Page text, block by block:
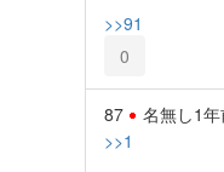
>>91
0
87 名無し1
>>1